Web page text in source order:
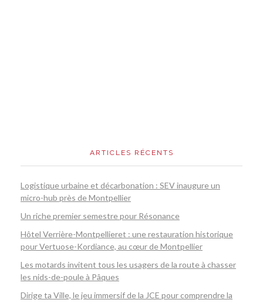
ARTICLES RÉCENTS
Logistique urbaine et décarbonation : SEV inaugure un
micro-hub près de Montpellier
Un riche premier semestre pour Résonance
Hôtel Verrière-Montpellieret : une restauration historique
pour Vertuose-Kordiance, au cœur de Montpellier
Les motards invitent tous les usagers de la route à chasser
les nids-de-poule à Pâques
Dirige ta Ville, le jeu immersif de la JCE pour comprendre la